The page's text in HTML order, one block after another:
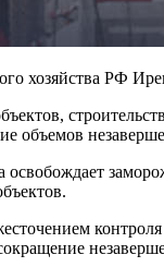
хозяйства РФ
объемов